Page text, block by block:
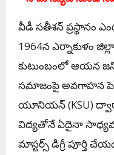
వీడీ సతీశన్ ప్రస్థానం
1964న ఎర్నాకుళం
కుటుంబంలో ఆయన
సమాజంపై అవగాహన
యూనియన్ (KSU)
విద్యతోనే ఏదైనా
మాస్టర్స్ డిగ్రీ పూర్తి